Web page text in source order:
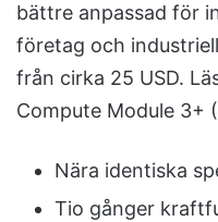
bättre anpassad för
företag och
från cirka 25 USD.
Compute Module 3+
Nära identiska
Tio gånger